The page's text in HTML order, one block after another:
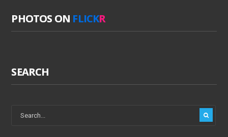
PHOTOS ON FLICKR
SEARCH